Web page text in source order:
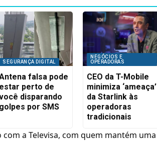
SEGURANÇA DIGITAL
falsa pode
estar perto de
disparando
golpes por SMS
NEGÓCIOS E
OPERADORAS
CEO da T-Mobile
minimiza ‘ameaça’
da Starlink às
operadoras
tradicionais
a Televisa, com quem mantém uma